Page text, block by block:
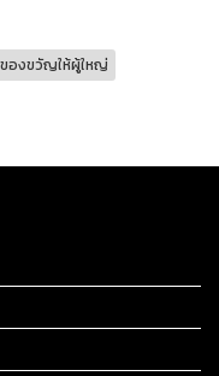
ของขวัญให้ผู้ใหญ่